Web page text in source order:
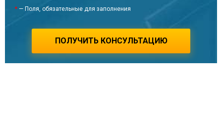
* — Поля, обязательные для заполнения
ПОЛУЧИТЬ КОНСУЛЬТАЦИЮ